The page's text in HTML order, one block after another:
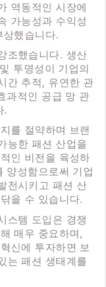
역동적인 시장에
가능성과 수익성
했습니다.
조했습니다. 생산
투명성이 기업의
간 추적, 유연한 관
과적인 공급 망 관
.
를 절약하며 브랜
능한 패션 산업을
인 비전을 육성하
양성함으로써 기업
전시키고 패션 산
을 수 있습니다.
스템 도입은 경쟁
매우 중요하며,
신에 투자하면 보
는 패션 생태계를